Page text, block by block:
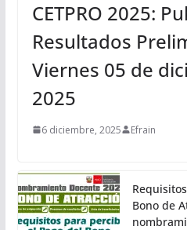
CETPRO 2025:
Resultados
Viernes 05 de
2025
6 diciembre, 2025 Efrain
Bono de